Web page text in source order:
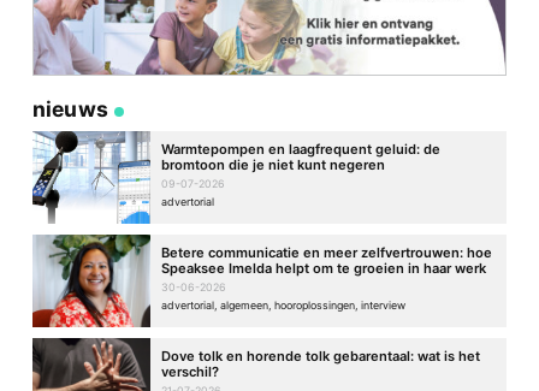
nieuws
Warmtepompen en laagfrequent geluid: de
bromtoon die je niet kunt negeren
09-07-2026
advertorial
Betere communicatie en meer zelfvertrouwen: hoe
Speaksee Imelda helpt om te groeien in haar werk
30-06-2026
advertorial, algemeen, hooroplossingen, interview
Dove tolk en horende tolk gebarentaal: wat is het
verschil?